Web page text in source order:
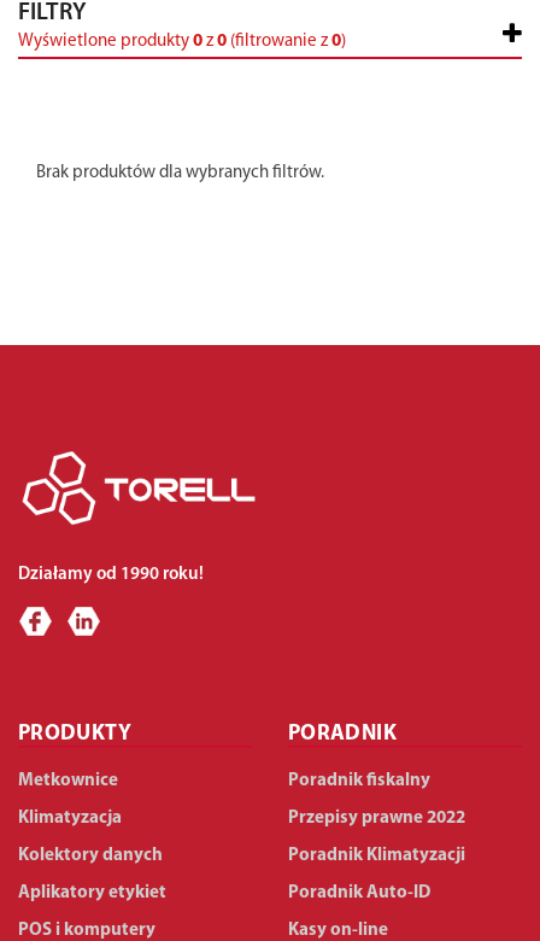
FILTRY
Wyświetlone produkty 0 z0 (filtrowanie z0)
Brak produktów dla wybranych filtrów.
Działamy od 1990 roku!
PRODUKTY
Metkownice
Klimatyzacja
Kolektory danych
Aplikatory etykiet
POS i komputery
PORADNIK
Poradnik fiskalny
Przepisy prawne 2022
Poradnik Klimatyzacji
Poradnik Auto-ID
Kasy on-line